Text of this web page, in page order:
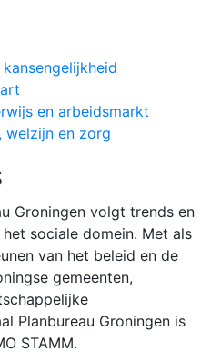
en arbeidsmarkt
welzijn en zorg
Groningen volgt trends en
sociale domein. Met als
van het beleid en de
gemeenten,
Planbureau Groningen is
STAMM.